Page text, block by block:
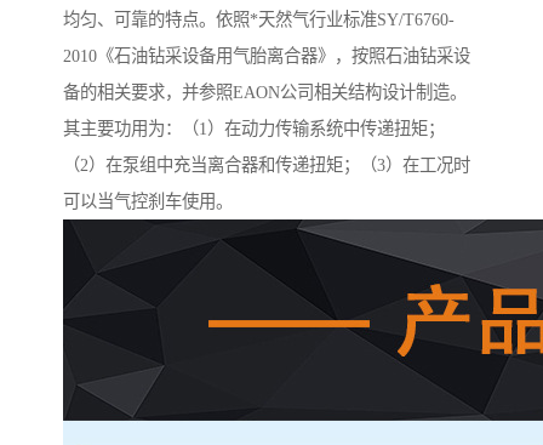
均匀、可靠的特点。依照*天然气行业标准SY/T6760-
2010《石油钻采设备用气胎离合器》，按照石油钻采设
备的相关要求，并参照EAON公司相关结构设计制造。
其主要功用为：（1）在动力传输系统中传递扭矩；
（2）在泵组中充当离合器和传递扭矩；（3）在工况时
可以当气控刹车使用。